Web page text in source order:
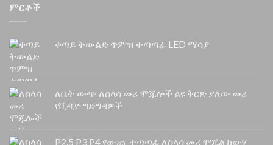
ምርቶች
ቀጣይ ትውልድ ጥምዝ ተጣጣፊ LED ማሳያ
ለቤት ውጭ ለስላሳ መሪ ሞጁሎች ልዩ ቅርጽ ያለው መሪ
የቪዲዮ ግድግዳዎች
P2.5 P3 P4 የውጪ ተጣጣፊ ለስላሳ መሪ ሞጁል ከውሃ